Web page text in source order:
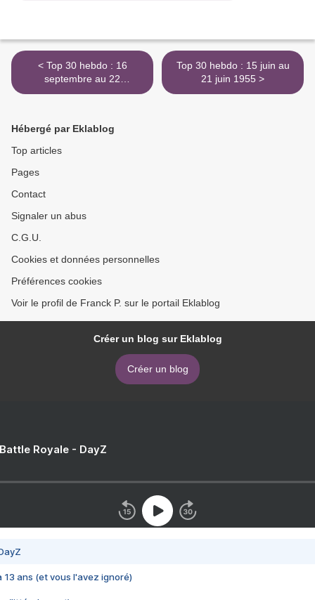
< Top 30 hebdo : 16
septembre au 22
septembre 1970
Top 30 hebdo : 15 juin au
21 juin 1955 >
Hébergé par Eklablog
Top articles
Pages
Contact
Signaler un abus
C.G.U.
Cookies et données personnelles
Préférences cookies
Voir le profil de Franck P. sur le portail Eklablog
Créer un blog sur Eklablog
Créer un blog
Royale - DayZ
13 ans (et vous l'avez ignoré)